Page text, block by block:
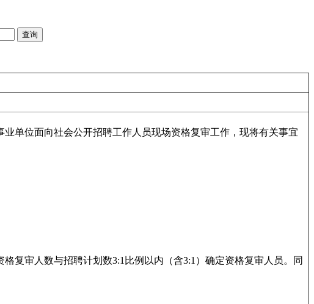
单位面向社会公开招聘工作人员现场资格复审工作，现将有关事宜
复审人数与招聘计划数3:1比例以内（含3:1）确定资格复审人员。同